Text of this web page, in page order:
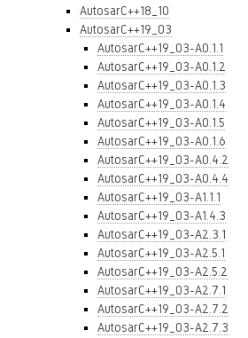
AutosarC++18_10
AutosarC++19_03
AutosarC++19_03-A0.1.1
AutosarC++19_03-A0.1.2
AutosarC++19_03-A0.1.3
AutosarC++19_03-A0.1.4
AutosarC++19_03-A0.1.5
AutosarC++19_03-A0.1.6
AutosarC++19_03-A0.4.2
AutosarC++19_03-A0.4.4
AutosarC++19_03-A1.1.1
AutosarC++19_03-A1.4.3
AutosarC++19_03-A2.3.1
AutosarC++19_03-A2.5.1
AutosarC++19_03-A2.5.2
AutosarC++19_03-A2.7.1
AutosarC++19_03-A2.7.2
AutosarC++19_03-A2.7.3